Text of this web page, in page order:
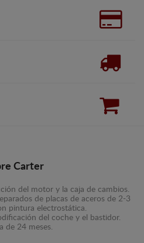
Carter
del motor y la caja de cambios.
de placas de aceros de 2-3
pintura electrostática.
del coche y el bastidor.
de 24 meses.